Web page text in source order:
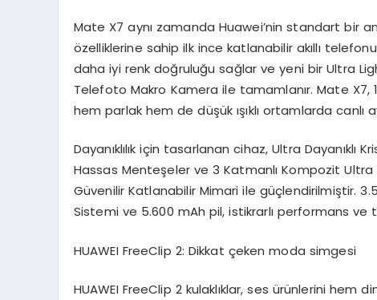
Mate X7 aynı zamanda Huawei’nin standart bir
özelliklerine sahip ilk ince katlanabilir akıllı
daha iyi renk doğruluğu sağlar ve yeni bir Ultra
Telefoto Makro Kamera ile tamamlanır. Mate X7,
hem parlak hem de düşük ışıklı ortamlarda canlı
Dayanıklılık için tasarlanan cihaz, Ultra Dayanıklı
Hassas Menteşeler ve 3 Katmanlı Kompozit Ultra
Güvenilir Katlanabilir Mimari ile güçlendirilmiştir.
Sistemi ve 5.600 mAh pil, istikrarlı performans
HUAWEI FreeClip 2: Dikkat çeken moda simgesi
HUAWEI FreeClip 2 kulaklıklar, ses ürünlerini